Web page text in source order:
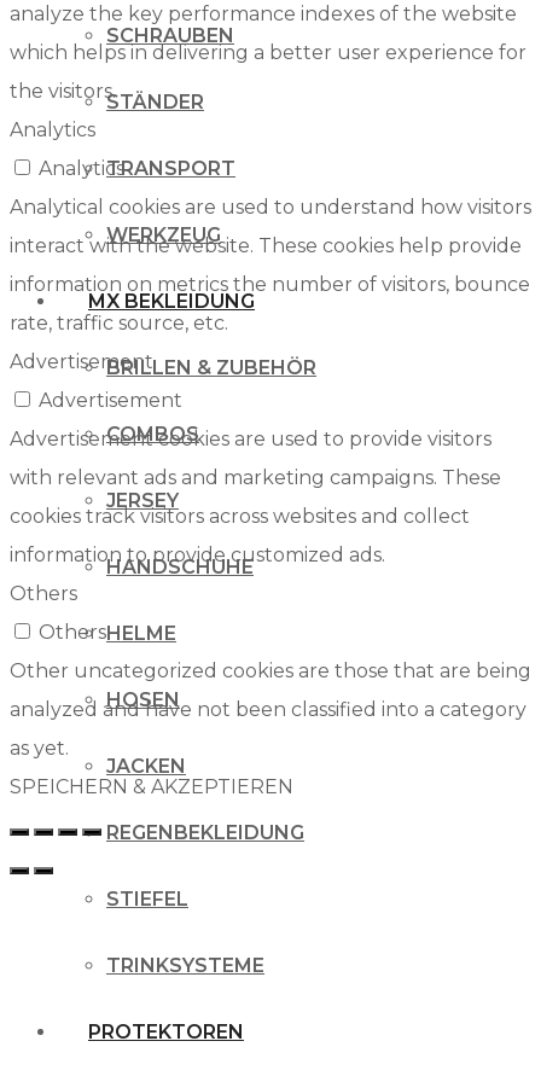
SCHRAUBEN
STÄNDER
TRANSPORT
WERKZEUG
MX BEKLEIDUNG
BRILLEN & ZUBEHÖR
COMBOS
JERSEY
HANDSCHUHE
HELME
HOSEN
JACKEN
REGENBEKLEIDUNG
STIEFEL
TRINKSYSTEME
PROTEKTOREN
analyze the key performance indexes of the website
which helps in delivering a better user experience for
the visitors.
Analytics
Analytics
Analytical cookies are used to understand how visitors
interact with the website. These cookies help provide
information on metrics the number of visitors, bounce
rate, traffic source, etc.
Advertisement
Advertisement
Advertisement cookies are used to provide visitors
with relevant ads and marketing campaigns. These
cookies track visitors across websites and collect
information to provide customized ads.
Others
Others
Other uncategorized cookies are those that are being
analyzed and have not been classified into a category
as yet.
SPEICHERN & AKZEPTIEREN